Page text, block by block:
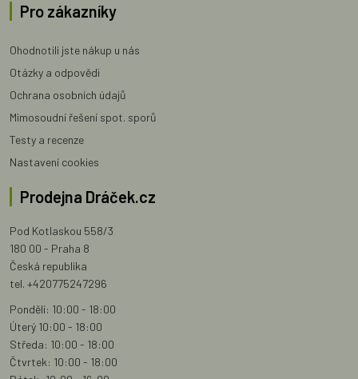
Pro zákazníky
Ohodnotili jste nákup u nás
Otázky a odpovědi
Ochrana osobních údajů
Mimosoudní řešení spot. sporů
Testy a recenze
Nastavení cookies
Prodejna Dráček.cz
Pod Kotlaskou 558/3
180 00 - Praha 8
Česká republika
tel. +420775247296
Pondělí: 10:00 - 18:00
Úterý 10:00 - 18:00
Středa: 10:00 - 18:00
Čtvrtek: 10:00 - 18:00